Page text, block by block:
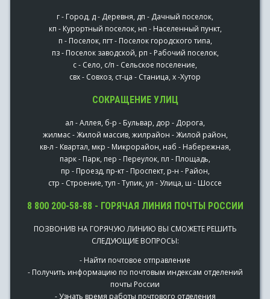
г - Город, д - Деревня, дп - Дачный поселок,
кп - Курортный поселок, нп - Населенный пункт,
п - Поселок, пгт - Поселок городского типа,
пз - Поселок заводской, рп - Рабочий поселок,
с - Село, с/п - Сельское поселение,
свх - Совхоз, ст-ца - Станица, х -Хутор
СОКРАЩЕНИЕ УЛИЦ
ал - Аллея, б-р - Бульвар, дор - Дорога,
жилмас - Жилой массив, жилрайон - Жилой район,
кв-л - Квартал, мкр - Микрорайон, наб - Набережная,
парк - Парк, пер - Переулок, пл - Площадь,
пр - Проезд, пр-кт - Проспект, р-н - Район,
стр - Строение, туп - Тупик, ул - Улица, ш - Шоссе
8 800 200-58-88 - ГОРЯЧАЯ ЛИНИЯ ПОЧТЫ РОССИИ
ПОЗВОНИВ НА ГОРЯЧУЮ ЛИНИЮ ВЫ СМОЖЕТЕ РЕШИТЬ
СЛЕДУЮЩИЕ ВОПРОСЫ:
- Найти почтовое отправление
- Получить информацию по почтовым индексам отделений
почты России
- Узнать время работы почтового отделения